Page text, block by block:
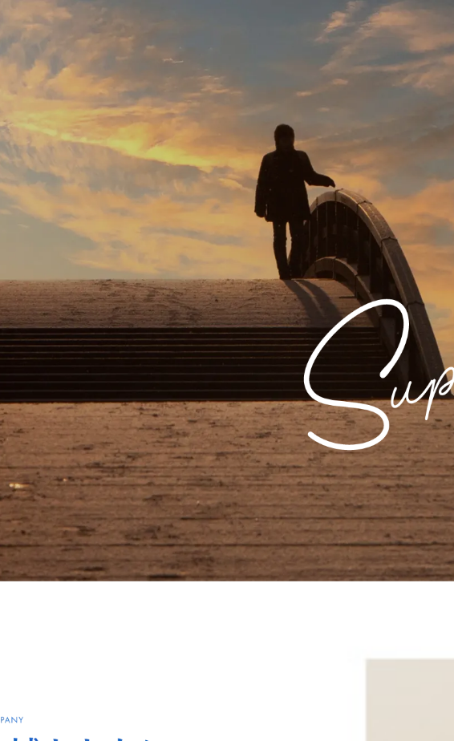
訪問看護ステーション aito 在宅総合支援事業所L・INK